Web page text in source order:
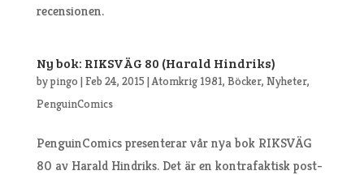
recensionen.
Ny bok: RIKSVÄG 80 (Harald Hindriks)
bypingo |Feb 24, 2015 |Atomkrig 1981, Böcker, Nyheter,
PenguinComics
PenguinComics presenterar vår nya bok RIKSVÄG
80 av Harald Hindriks. Det är en kontrafaktisk post-